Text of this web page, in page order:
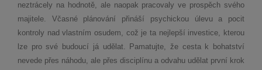
neztrácely na hodnotě, ale naopak pracovaly ve prospěch svého
majitele. Včasné plánování přináší psychickou úlevu a pocit
kontroly nad vlastním osudem, což je ta nejlepší investice, kterou
lze pro své budoucí já udělat. Pamatujte, že cesta k bohatství
nevede přes náhodu, ale přes disciplínu a odvahu udělat první krok